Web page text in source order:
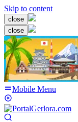
Skip to content
close
close
Mobile Menu